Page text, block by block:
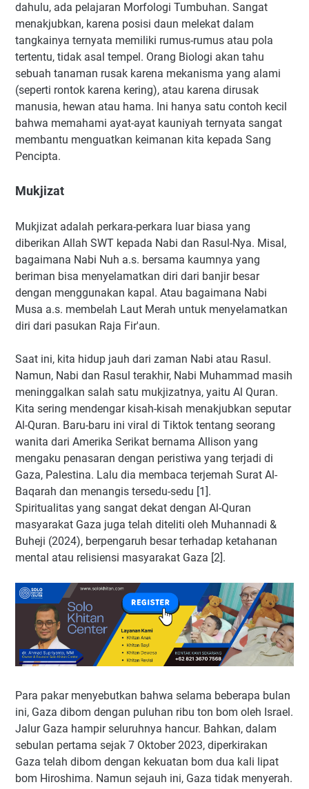
dahulu, ada pelajaran Morfologi Tumbuhan. Sangat
menakjubkan, karena posisi daun melekat dalam
tangkainya ternyata memiliki rumus-rumus atau pola
tertentu, tidak asal tempel. Orang Biologi akan tahu
sebuah tanaman rusak karena mekanisma yang alami
(seperti rontok karena kering), atau karena dirusak
manusia, hewan atau hama. Ini hanya satu contoh kecil
bahwa memahami ayat-ayat kauniyah ternyata sangat
membantu menguatkan keimanan kita kepada Sang
Pencipta.
Mukjizat
Mukjizat adalah perkara-perkara luar biasa yang
diberikan Allah SWT kepada Nabi dan Rasul-Nya. Misal,
bagaimana Nabi Nuh a.s. bersama kaumnya yang
beriman bisa menyelamatkan diri dari banjir besar
dengan menggunakan kapal. Atau bagaimana Nabi
Musa a.s. membelah Laut Merah untuk menyelamatkan
diri dari pasukan Raja Fir'aun.
Saat ini, kita hidup jauh dari zaman Nabi atau Rasul.
Namun, Nabi dan Rasul terakhir, Nabi Muhammad masih
meninggalkan salah satu mukjizatnya, yaitu Al Quran.
Kita sering mendengar kisah-kisah menakjubkan seputar
Al-Quran. Baru-baru ini viral di Tiktok tentang seorang
wanita dari Amerika Serikat bernama Allison yang
mengaku penasaran dengan peristiwa yang terjadi di
Gaza, Palestina. Lalu dia membaca terjemah Surat Al-
Baqarah dan menangis tersedu-sedu [1].
Spiritualitas yang sangat dekat dengan Al-Quran
masyarakat Gaza juga telah diteliti oleh Muhannadi &
Buheji (2024), berpengaruh besar terhadap ketahanan
mental atau relisiensi masyarakat Gaza [2].
Para pakar menyebutkan bahwa selama beberapa bulan
ini, Gaza dibom dengan puluhan ribu ton bom oleh Israel.
Jalur Gaza hampir seluruhnya hancur. Bahkan, dalam
sebulan pertama sejak 7 Oktober 2023, diperkirakan
Gaza telah dibom dengan kekuatan bom dua kali lipat
bom Hiroshima. Namun sejauh ini, Gaza tidak menyerah.